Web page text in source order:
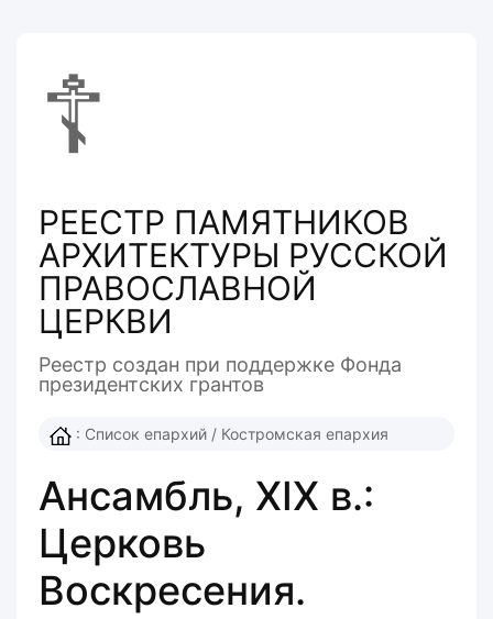
☦
РЕЕСТР ПАМЯТНИКОВ
АРХИТЕКТУРЫ РУССКОЙ
ПРАВОСЛАВНОЙ
ЦЕРКВИ
Реестр создан при поддержке Фонда
президентcких грантов
: Список епархий / Костромская епархия
Ансамбль, XIX в.:
Церковь
Воскресения.